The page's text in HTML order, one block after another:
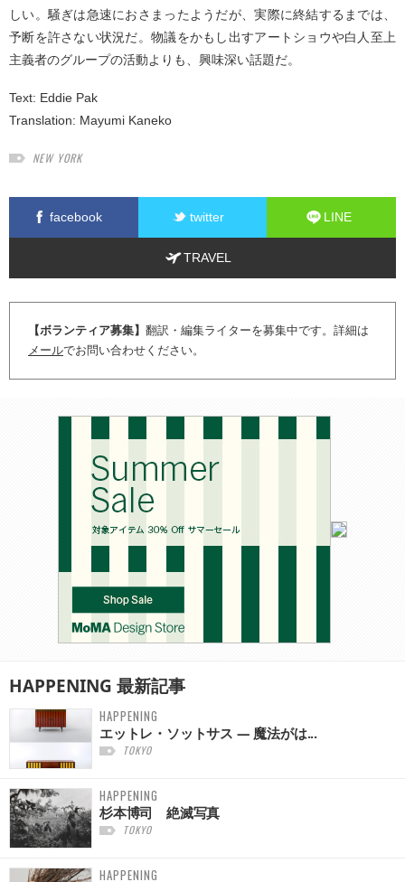
しい。騒ぎは急速におさまったようだが、実際に終結するまでは、
予断を許さない状況だ。物議をかもし出すアートショウや白人至上
主義者のグループの活動よりも、興味深い話題だ。
Text: Eddie Pak
Translation: Mayumi Kaneko
NEW YORK
facebook twitter LINE
TRAVEL
【ボランティア募集】 翻訳・編集ライターを募集中です。詳細は
メールでお問い合わせください。
HAPPENING 最新記事
HAPPENING
エットレ・ソットサス — 魔法がは...
TOKYO
HAPPENING
杉本博司 絶滅写真
TOKYO
HAPPENING